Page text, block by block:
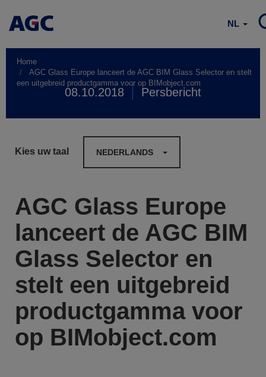
NL
Home
AGC Glass Europe lanceert de AGC BIM Glass Selector en stelt
een uitgebreid productgamma voor op BIMobject.com
08.10.2018 Persbericht
Kies uw taal NEDERLANDS
AGC Glass Europe
lanceert de AGC BIM
Glass Selector en
stelt een uitgebreid
productgamma voor
op BIMobject.com